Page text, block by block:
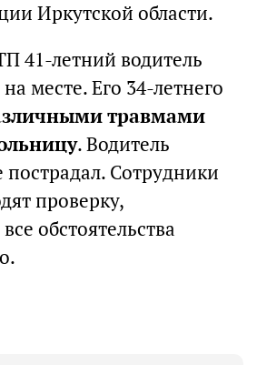
Иркутской области.
41-летний водитель
месте. Его 34-летнего
травмами
. Водитель
пострадал. Сотрудники
проверку,
обстоятельства